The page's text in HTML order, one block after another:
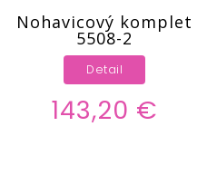
Nohavicový komplet
5508-2
143,20 €
Detail